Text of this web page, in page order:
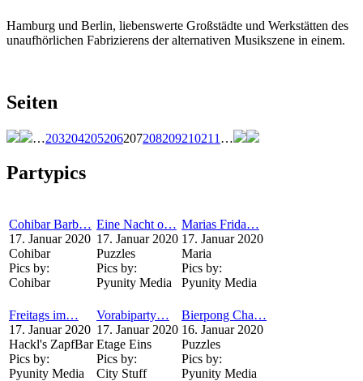
Hamburg und Berlin, liebenswerte Großstädte und Werkstätten des
unaufhörlichen Fabrizierens der alternativen Musikszene in einem.
Seiten
…203204205206207208209210211 …
Partypics
Cohibar Barb…
17. Januar 2020
Cohibar
Pics by:
Cohibar
Eine Nacht o…
17. Januar 2020
Puzzles
Pics by:
Pyunity Media
Marias Frida…
17. Januar 2020
Maria
Pics by:
Pyunity Media
Freitags im…
17. Januar 2020
Hackl's ZapfBar
Pics by:
Pyunity Media
Vorabiparty…
17. Januar 2020
Etage Eins
Pics by:
City Stuff
Bierpong Cha…
16. Januar 2020
Puzzles
Pics by:
Pyunity Media